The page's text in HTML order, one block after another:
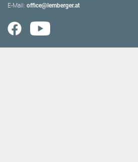
E-Mail: office@lemberger.at